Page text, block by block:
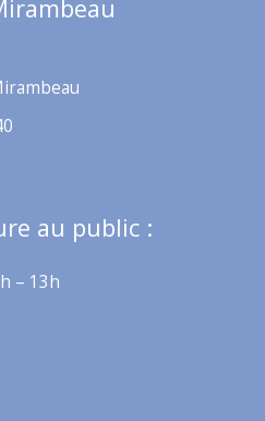
au public :
– 13h